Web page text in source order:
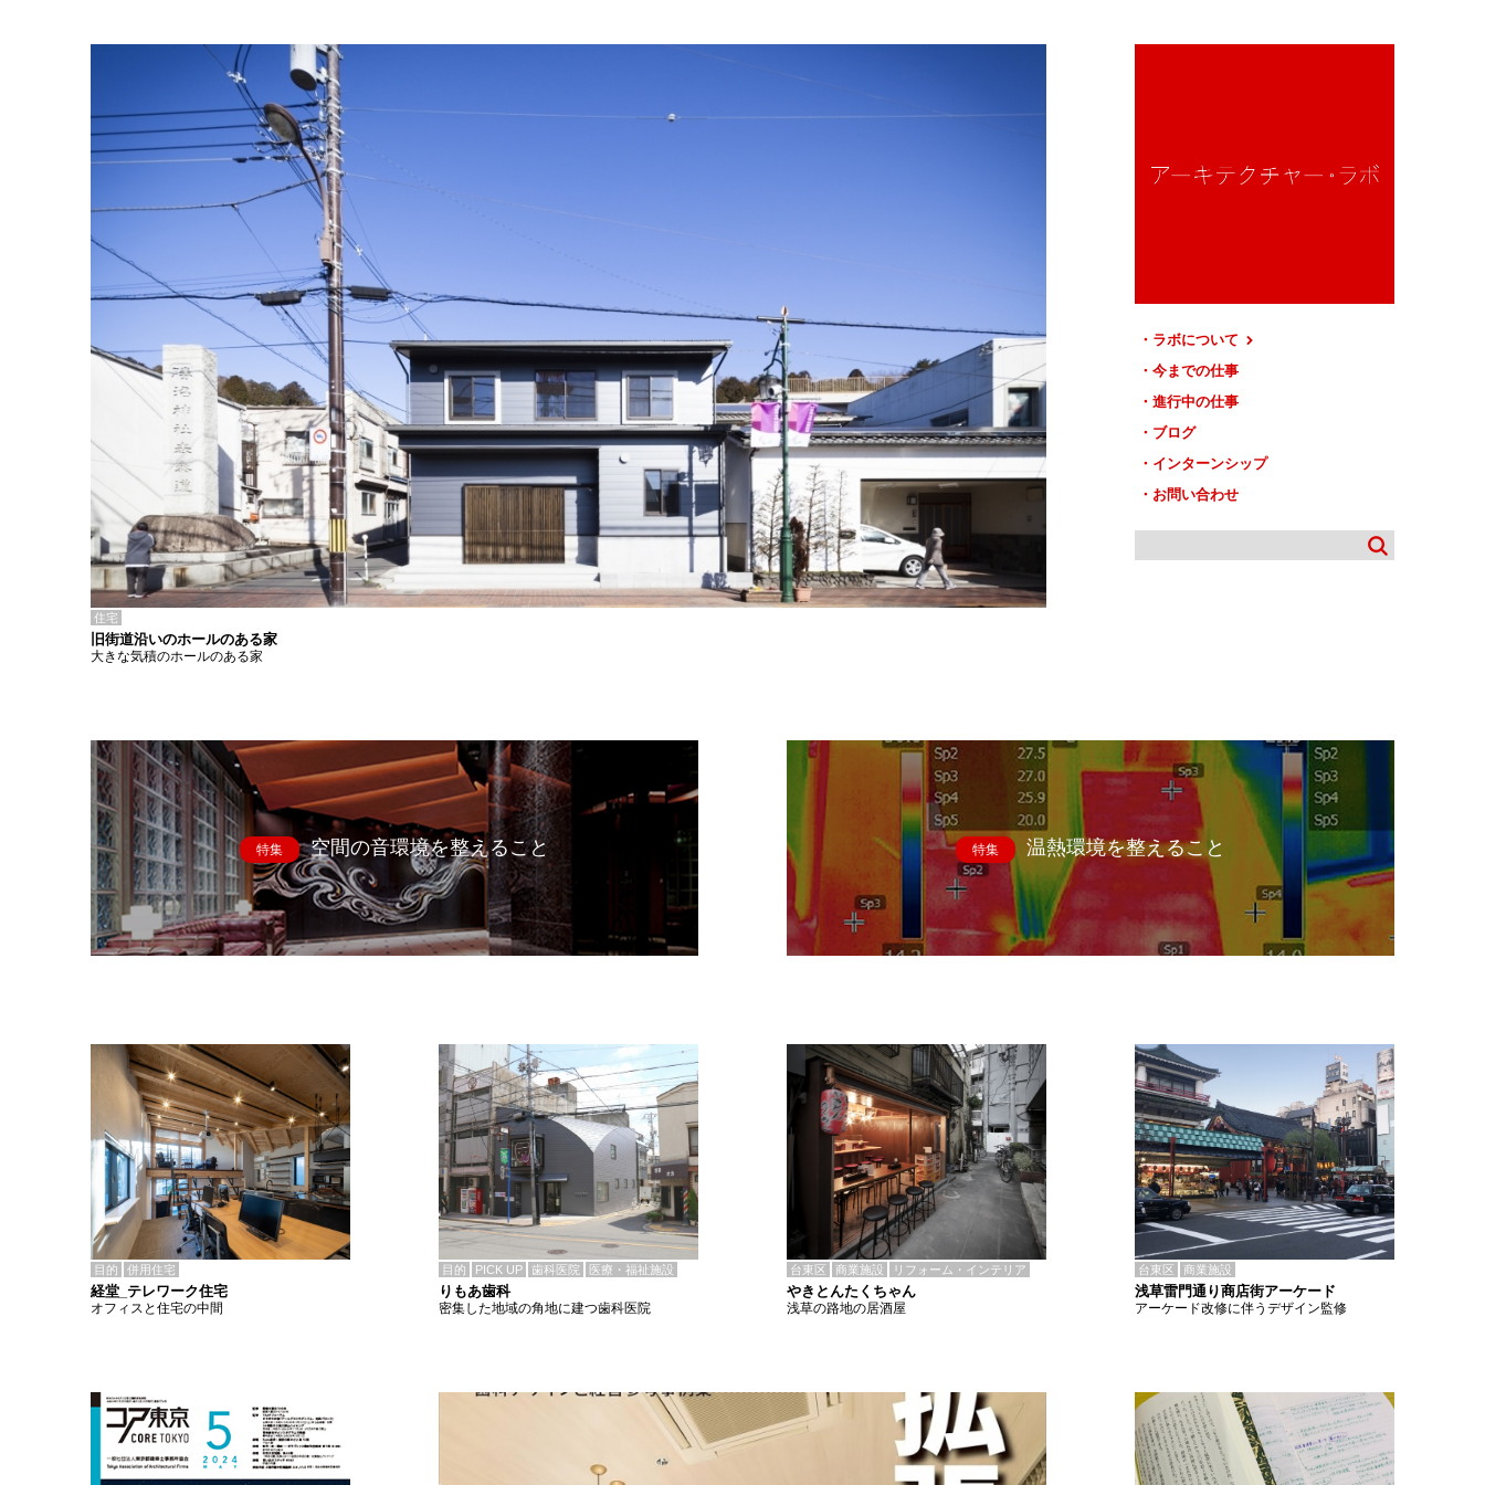
ラボについて
今までの仕事
進行中の仕事
ブログ
インターンシップ
お問い合わせ
住宅
旧街道沿いのホールのある家
大きな気積のホールのある家
特集 空間の音環境を整えること 特集 温熱環境を整えること
目的 併用住宅
経堂_テレワーク住宅
オフィスと住宅の中間
目的 PICK UP 歯科医院 医療・福祉施設
りもあ歯科
密集した地域の角地に建つ歯科医院
台東区 商業施設 リフォーム・インテリア
やきとんたくちゃん
浅草の路地の居酒屋
台東区 商業施設
浅草雷門通り商店街アーケード
アーケード改修に伴うデザイン監修